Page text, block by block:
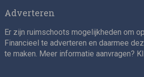
Adverteren
Er zijn ruimschoots mogelijkheden om
Financieel te adverteren en daarmee
te maken. Meer informatie aanvragen?